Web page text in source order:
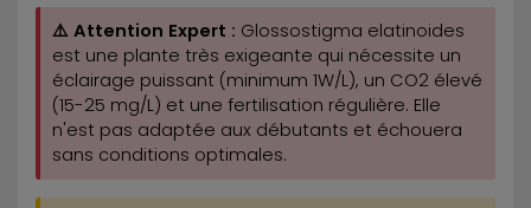
⚠️ Attention Expert : Glossostigma elatinoides
est une plante très exigeante qui nécessite un
éclairage puissant (minimum 1W/L), un CO2 élevé
(15-25 mg/L) et une fertilisation régulière. Elle
n'est pas adaptée aux débutants et échouera
sans conditions optimales.